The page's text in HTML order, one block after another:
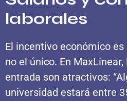
laborales
El incentivo económico
no el único. En
entrada son atractivos:
universidad estará entre